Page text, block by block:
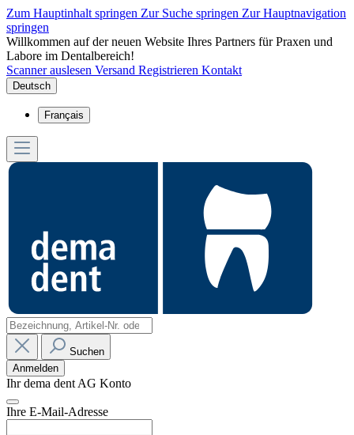
Zum Hauptinhalt springen Zur Suche springen Zur Hauptnavigation
springen
Willkommen auf der neuen Website Ihres Partners für Praxen und
Labore im Dentalbereich!
Scanner auslesen Versand Registrieren Kontakt
Deutsch
Français
Suchen
Anmelden
Ihr dema dent AG Konto
Ihre E-Mail-Adresse